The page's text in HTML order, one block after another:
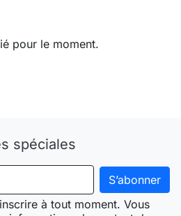
pour le moment.
spéciales
à tout moment. Vous